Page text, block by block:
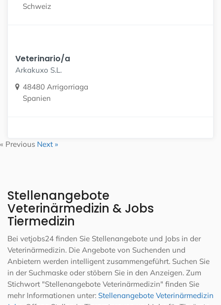
Schweiz
Veterinario/a
Arkakuxo S.L.
48480 Arrigorriaga
Spanien
« Previous Next »
Stellenangebote
Veterinärmedizin & Jobs
Tiermedizin
Bei vetjobs24 finden Sie Stellenangebote und Jobs in der
Veterinärmedizin. Die Angebote von Suchenden und
Anbietern werden intelligent zusammengeführt. Suchen Sie
in der Suchmaske oder stöbern Sie in den Anzeigen. Zum
Stichwort "Stellenangebote Veterinärmedizin" finden Sie
mehr Informationen unter: Stellenangebote Veterinärmedizin